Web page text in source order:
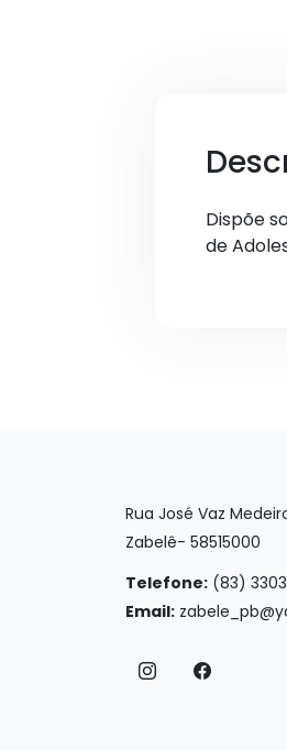
Dispõe
de
Rua José Vaz
Zabelê- 58515000
Telefone: (83)
Email: